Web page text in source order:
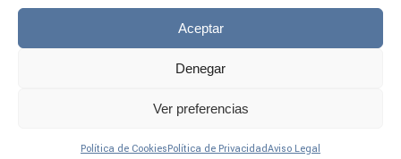
Aceptar
Denegar
Ver preferencias
Política de CookiesPolítica de PrivacidadAviso Legal
Redes
Cookies